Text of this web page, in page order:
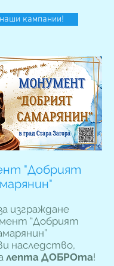
кампании!
"Добрият
изграждане
“Добрият
наследство,
лепта ДОБРОта!